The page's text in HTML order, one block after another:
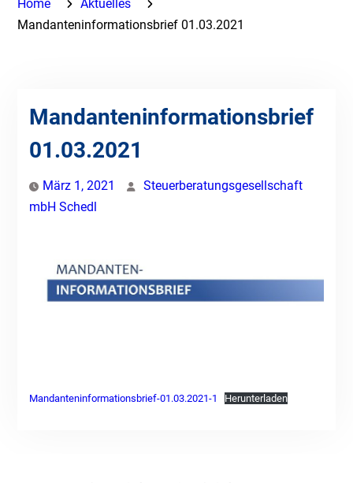
Home
Aktuelles
Mandanteninformationsbrief 01.03.2021
Mandanteninformationsbrief
01.03.2021
März 1, 2021
Steuerberatungsgesellschaft
mbH Schedl
Mandanteninformationsbrief-01.03.2021-1 Herunterladen